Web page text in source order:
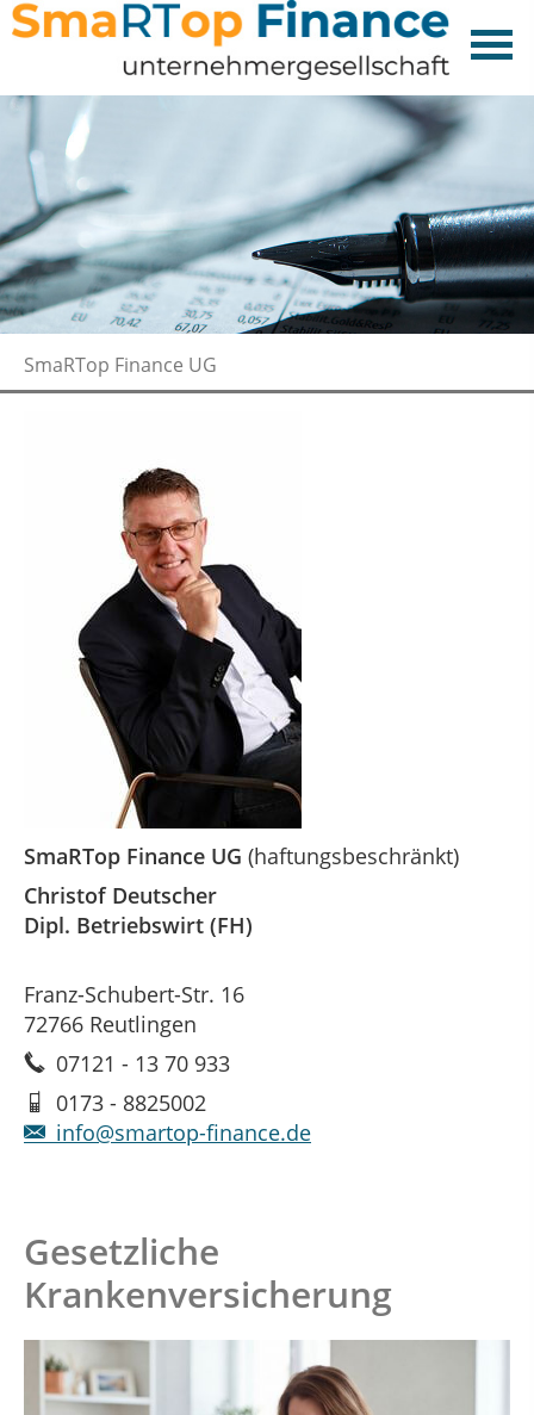
SmaRTop Finance UG
SmaRTop Finance UG (haftungsbeschränkt)
Christof Deutscher
Dipl. Betriebswirt (FH)
Franz-Schubert-Str. 16
72766 Reutlingen
07121 - 13 70 933
0173 - 8825002
info@smartop-finance.de
Gesetzliche
Krankenversicherung